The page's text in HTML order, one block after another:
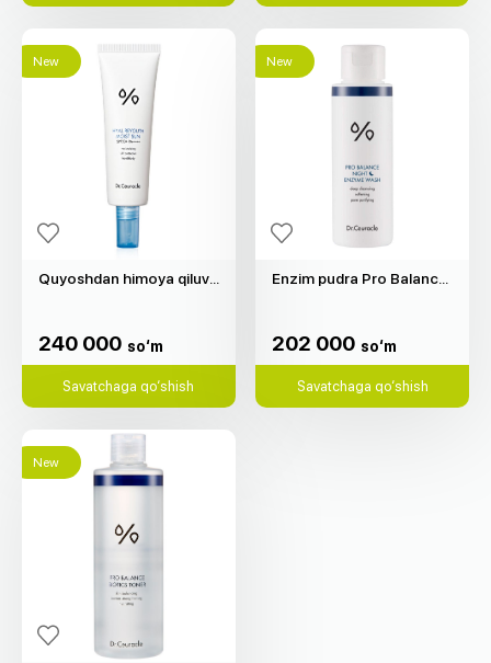
New
Quyoshdan himoya qiluvchi krem Hyal Reyouth "Dr.Ceuracle" (50ml)
240 000 so‘m
Savatchaga qo‘shish
New
Enzim pudra Pro Balance Night "Dr.Ceuracle" (50g)
202 000 so‘m
Savatchaga qo‘shish
New